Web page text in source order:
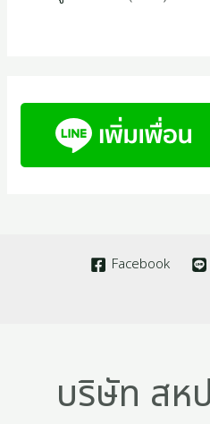
Facebook
บริษัท สห